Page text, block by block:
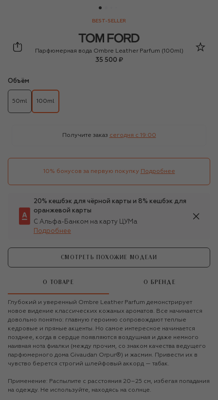
BEST-SELLER
Tom Ford
Парфюмерная вода Ombre Leather Parfum (100ml)
35 500 ₽
Объём
50ml 100ml
Получите заказ сегодня c 19:00
10% бонусов за первую покупку Подробнее
20% кешбэк для чёрной карты и 8% кешбэк для
оранжевой карты
С Альфа-Банком на карту ЦУМа
Подробнее
СМОТРЕТЬ ПОХОЖИЕ МОДЕЛИ
О ТОВАРЕ О БРЕНДЕ
Глубокий и уверенный Ombre Leather Parfum демонстрирует
новое видение классических кожаных ароматов. Все начинается
довольно понятно: главную героиню сопровождают теплые
кедровые и пряные акценты. Но самое интересное начинается
позднее, когда в сердце появляются воздушная и даже немного
наивная нота фиалки (между прочим, со знаком качества ведущего
парфюмерного дома Givaudan Orpur®) и жасмин. Привести их в
чувство берется строгий шлейфовый аккорд — табак.
Применение: Распылите с расстояния 20–25 см, избегая попадания
на одежду. Не используйте, находясь на солнце.